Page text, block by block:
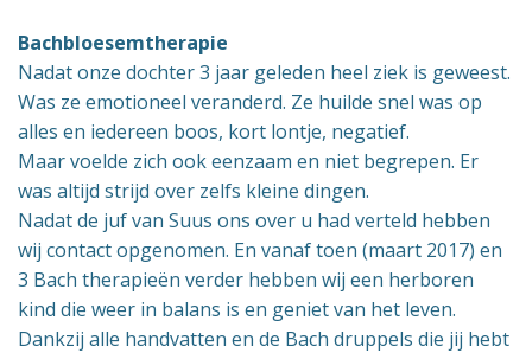
Bachbloesemtherapie
Nadat onze dochter 3 jaar geleden heel ziek is geweest.
Was ze emotioneel veranderd. Ze huilde snel was op
alles en iedereen boos, kort lontje, negatief.
Maar voelde zich ook eenzaam en niet begrepen. Er
was altijd strijd over zelfs kleine dingen.
Nadat de juf van Suus ons over u had verteld hebben
wij contact opgenomen. En vanaf toen (maart 2017) en
3 Bach therapieën verder hebben wij een herboren
kind die weer in balans is en geniet van het leven.
Dankzij alle handvatten en de Bach druppels die jij hebt